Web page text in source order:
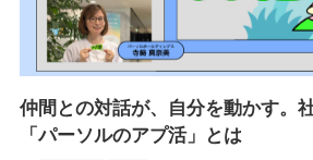
仲間との対話が、自分を動かす。
「パーソルのアプ活」とは